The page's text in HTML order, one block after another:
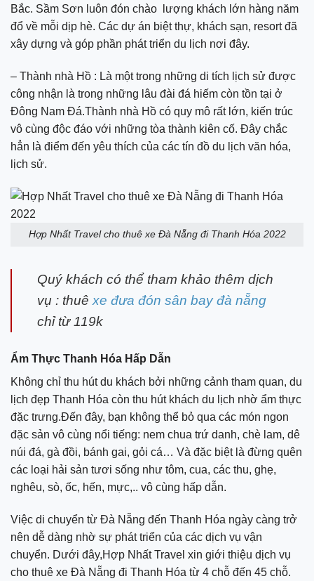
Bắc. Sầm Sơn luôn đón chào lượng khách lớn hàng năm
đổ về mỗi dịp hè. Các dự án biệt thự, khách sạn, resort đã
xây dựng và góp phần phát triển du lịch nơi đây.
– Thành nhà Hồ : Là một trong những di tích lịch sử được
công nhận là trong những lâu đài đá hiếm còn tồn tại ở
Đông Nam Đá.Thành nhà Hồ có quy mô rất lớn, kiến trúc
vô cùng độc đáo với những tòa thành kiên cố. Đây chắc
hẳn là điểm đến yêu thích của các tín đồ du lịch văn hóa,
lịch sử.
Hợp Nhất Travel cho thuê xe Đà Nẵng đi Thanh Hóa 2022
Quý khách có thể tham khảo thêm dịch
vụ : thuê xe đưa đón sân bay đà nẵng
chỉ từ 119k
Ẩm Thực Thanh Hóa Hấp Dẫn
Không chỉ thu hút du khách bởi những cảnh tham quan, du
lịch đẹp Thanh Hóa còn thu hút khách du lịch nhờ ẩm thực
đặc trưng.Đến đây, bạn không thể bỏ qua các món ngon
đặc sản vô cùng nổi tiếng: nem chua trứ danh, chè lam, dê
núi đá, gà đồi, bánh gai, gỏi cá… Và đặc biệt là đừng quên
các loại hải sản tươi sống như tôm, cua, các thu, ghẹ,
nghêu, sò, ốc, hến, mực,.. vô cùng hấp dẫn.
Việc di chuyển từ Đà Nẵng đến Thanh Hóa ngày càng trở
nên dễ dàng nhờ sự phát triển của các dịch vụ vận
chuyển. Dưới đây,Hợp Nhất Travel xin giới thiệu dịch vụ
cho thuê xe Đà Nẵng đi Thanh Hóa từ 4 chỗ đến 45 chỗ.